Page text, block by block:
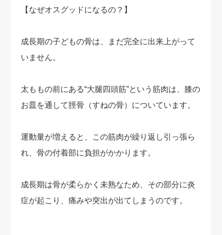
【なぜオスグッドになるの？】
成長期の子どもの骨は、まだ完全に出来上がって
いません。
太ももの前にある“大腿四頭筋”という筋肉は、膝の
お皿を通して脛骨（すねの骨）についています。
運動量が増えると、この筋肉が繰り返し引っ張ら
れ、骨の付着部に負担がかかります。
成長期は骨が柔らかく未熟なため、その部分に炎
症が起こり、痛みや突出が出てしまうのです。